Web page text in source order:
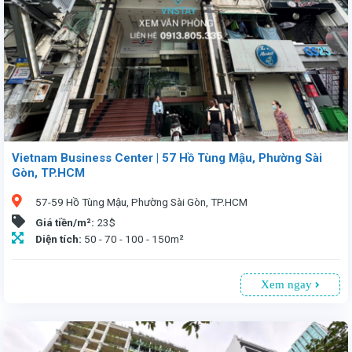
Vietnam Business Center | 57 Hồ Tùng Mậu, Phường Sài
Gòn, TP.HCM
57-59 Hồ Tùng Mậu, Phường Sài Gòn, TP.HCM
Giá tiền/m²: 23$
Diện tích: 50 - 70 - 100 - 150m²
Xem ngay